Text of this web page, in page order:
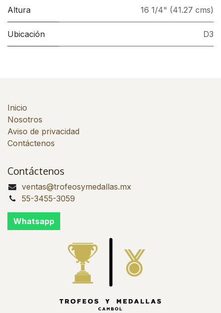
Altura 16 1/4" (41.27 cms)
Ubicación D3
Inicio
Nosotros
Aviso de privacidad
Contáctenos
Contáctenos
ventas@trofeosymedallas.mx
55-3455-3059
Whatsapp